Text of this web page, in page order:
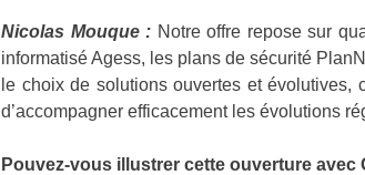
Nicolas Mouque : Notre offre repose sur
informatisé Agess, les plans de sécurité
le choix de solutions ouvertes et évolutives,
d’accompagner efficacement les évolutions
Pouvez-vous illustrer cette ouverture avec